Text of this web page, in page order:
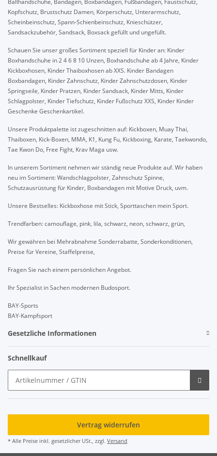
Ballhandschuhe, Bandagen, Boxbandagen, Fußbandagen, Faustschutz,
Kopfschutz, Brustschutz Damen, Körperschutz, Unterarmschutz,
Scheinbeinschutz, Spann-Schienbeinschutz, Knieschützer,
Sandsackzubehör, Sandsack, Boxsack gefüllt und ungefüllt.
Schauen Sie unser großes Sortiment speziell für Kinder an: Kinder
Boxhandschuhe in 2 4 6 8 10 Unzen, Boxhandschuhe ab 4 Jahre, Kinder
Kickboxhosen, Kinder Thaiboxhosen ab XXS. Kinder Bandagen
Boxbandagen, Kinder Zahnschutz, Kinder Zahnschutzdosen, Kinder
Springseile, Kinder Pratzen, Kinder Sandsack, Kinder Mitts, Kinder
Schlagpolster, Kinder Tiefschutz, Kinder Fußschutz XXS, Kinder Kinder
Geschenke Geschenkartikel.
Unsere Produktpalette ist zugeschnitten auf: Kickboxen, Muay Thai,
Thaiboxen, Kick-Boxen, MMA, K1, Kung Fu, Kickboxing, Karate, Taekwondo,
Tae Kwon Do, Free Fight, Krav Maga usw.
In unserem Sortiment nehmen wir ständig neue Produkte auf. Wir haben
neu im Sortiment: Wandschlagpolster, Zahnschutz Spinne,
Schutzausrüstung für Kinder, Boxbandagen mit Motive Druck, uvm.
Unsere Bestselles: Kickboxhose mit Stick, Sporttaschen mein Sport.
Trendfarben: camouflage, pink, lila, schwarz, neon, schwarz, grün,
Wir gewähren bei Mehrabnahme Sonderrabatte, Sonderkonditionen,
Preise für Vereine, Staffelpreise,
Fragen Sie nach einem persönlichen Angebot.
Ihr Spezialist in Sachen modernen Budosport.
BAY-Sports
BAY-Kampfsport
Gesetzliche Informationen
Schnellkauf
Vertrag widerrufen
* Alle Preise inkl. gesetzlicher USt., zzgl. Versand